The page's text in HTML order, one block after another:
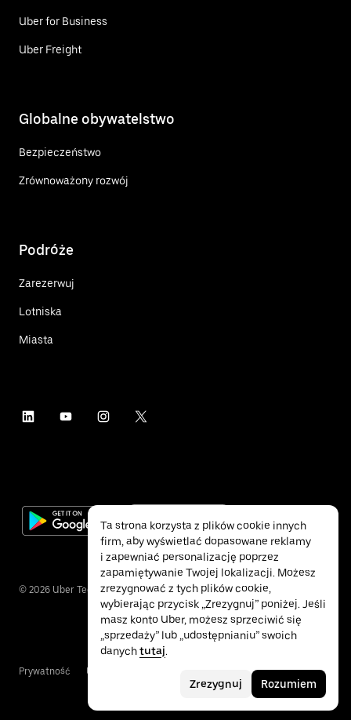
Uber for Business
Uber Freight
Globalne obywatelstwo
Bezpieczeństwo
Zrównoważony rozwój
Podróże
Zarezerwuj
Lotniska
Miasta
© 2026 Uber Technologies Inc.
Prywatność Ułatwienia dostępu
Ta strona korzysta z plików cookie innych
firm, aby wyświetlać dopasowane reklamy
i zapewniać personalizację poprzez
zapamiętywanie Twojej lokalizacji. Możesz
zrezygnować z tych plików cookie,
wybierając przycisk „Zrezygnuj” poniżej. Jeśli
masz konto Uber, możesz sprzeciwić się
„sprzedaży” lub „udostępnianiu” swoich
danychtutaj.
Zrezygnuj Rozumiem